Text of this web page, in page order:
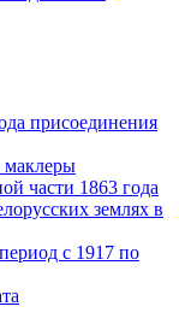
присоединения
части 1863 года
землях в
с 1917 по